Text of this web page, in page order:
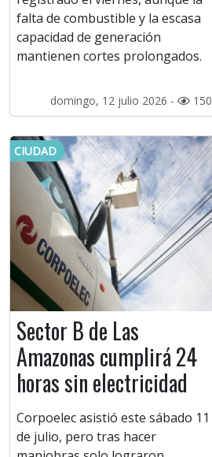
falta de combustible y la escasa
capacidad de generación
mantienen cortes prolongados.
domingo, 12 julio 2026 - 150
CIUDAD
Sector B de Las
Amazonas cumplirá 24
horas sin electricidad
Corpoelec asistió este sábado 11
de julio, pero tras hacer